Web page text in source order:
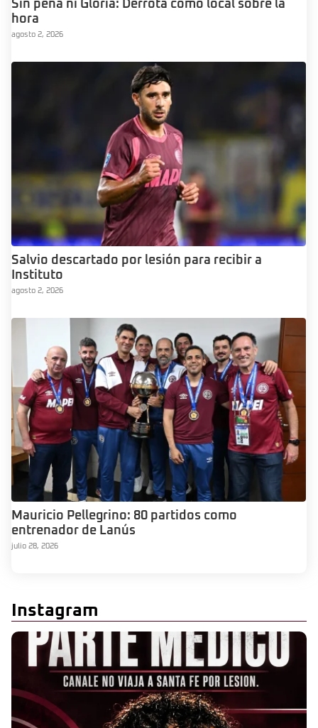
Sin pena ni Gloria: Derrota como local sobre la
hora
agosto 2, 2026
Salvio descartado por lesión para recibir a
Instituto
agosto 2, 2026
Mauricio Pellegrino: 80 partidos como
entrenador de Lanús
julio 28, 2026
Instagram